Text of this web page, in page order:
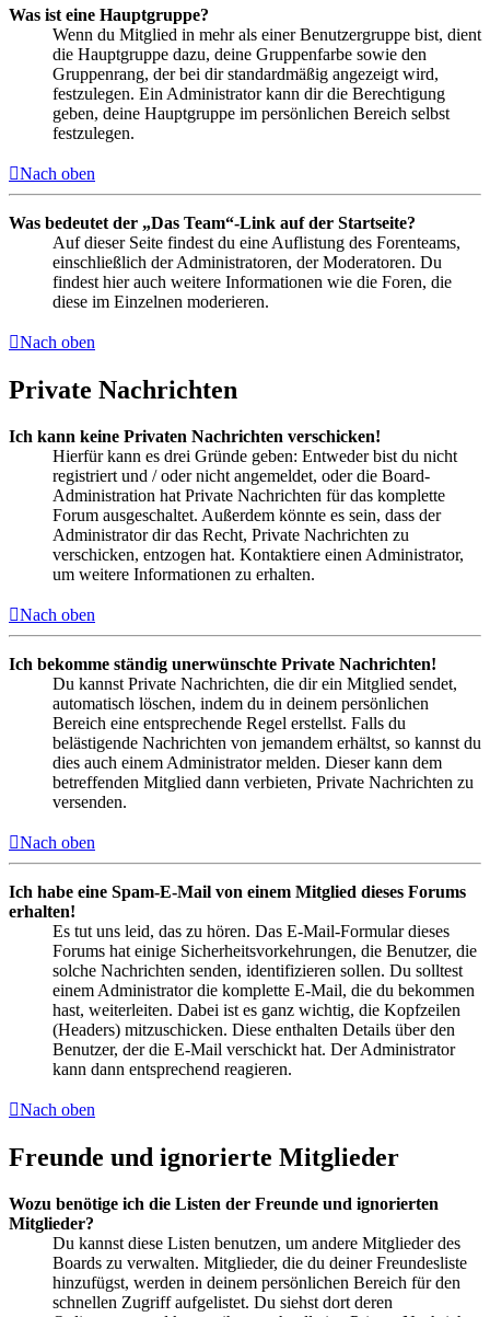
Was ist eine Hauptgruppe?
Wenn du Mitglied in mehr als einer Benutzergruppe bist, dient
die Hauptgruppe dazu, deine Gruppenfarbe sowie den
Gruppenrang, der bei dir standardmäßig angezeigt wird,
festzulegen. Ein Administrator kann dir die Berechtigung
geben, deine Hauptgruppe im persönlichen Bereich selbst
festzulegen.
Nach oben
Was bedeutet der „Das Team“-Link auf der Startseite?
Auf dieser Seite findest du eine Auflistung des Forenteams,
einschließlich der Administratoren, der Moderatoren. Du
findest hier auch weitere Informationen wie die Foren, die
diese im Einzelnen moderieren.
Nach oben
Private Nachrichten
Ich kann keine Privaten Nachrichten verschicken!
Hierfür kann es drei Gründe geben: Entweder bist du nicht
registriert und / oder nicht angemeldet, oder die Board-
Administration hat Private Nachrichten für das komplette
Forum ausgeschaltet. Außerdem könnte es sein, dass der
Administrator dir das Recht, Private Nachrichten zu
verschicken, entzogen hat. Kontaktiere einen Administrator,
um weitere Informationen zu erhalten.
Nach oben
Ich bekomme ständig unerwünschte Private Nachrichten!
Du kannst Private Nachrichten, die dir ein Mitglied sendet,
automatisch löschen, indem du in deinem persönlichen
Bereich eine entsprechende Regel erstellst. Falls du
belästigende Nachrichten von jemandem erhältst, so kannst du
dies auch einem Administrator melden. Dieser kann dem
betreffenden Mitglied dann verbieten, Private Nachrichten zu
versenden.
Nach oben
Ich habe eine Spam-E-Mail von einem Mitglied dieses Forums
erhalten!
Es tut uns leid, das zu hören. Das E-Mail-Formular dieses
Forums hat einige Sicherheitsvorkehrungen, die Benutzer, die
solche Nachrichten senden, identifizieren sollen. Du solltest
einem Administrator die komplette E-Mail, die du bekommen
hast, weiterleiten. Dabei ist es ganz wichtig, die Kopfzeilen
(Headers) mitzuschicken. Diese enthalten Details über den
Benutzer, der die E-Mail verschickt hat. Der Administrator
kann dann entsprechend reagieren.
Nach oben
Freunde und ignorierte Mitglieder
Wozu benötige ich die Listen der Freunde und ignorierten
Mitglieder?
Du kannst diese Listen benutzen, um andere Mitglieder des
Boards zu verwalten. Mitglieder, die du deiner Freundesliste
hinzufügst, werden in deinem persönlichen Bereich für den
schnellen Zugriff aufgelistet. Du siehst dort deren